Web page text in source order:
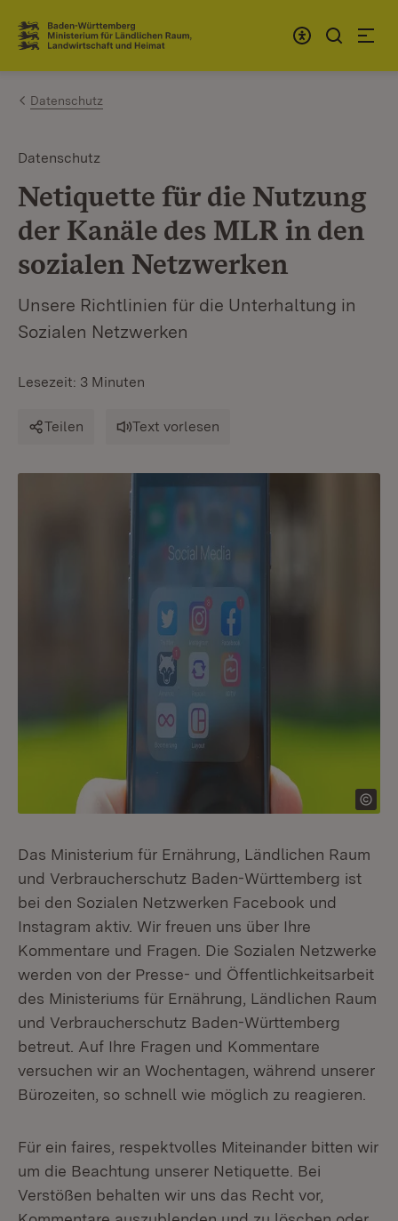
Zum Inhalt springen
Link zur Startseite
Datenschutz
Datenschutz
Netiquette für die Nutzung
der Kanäle des MLR in den
sozialen Netzwerken
Unsere Richtlinien für die Unterhaltung in
Sozialen Netzwerken
Lesezeit: 3 Minuten
Teilen Text vorlesen
Das Ministerium für Ernährung, Ländlichen Raum
und Verbraucherschutz Baden-Württemberg ist
bei den Sozialen Netzwerken Facebook und
Instagram aktiv. Wir freuen uns über Ihre
Kommentare und Fragen. Die Sozialen Netzwerke
werden von der Presse- und Öffentlichkeitsarbeit
des Ministeriums für Ernährung, Ländlichen Raum
und Verbraucherschutz Baden-Württemberg
betreut. Auf Ihre Fragen und Kommentare
versuchen wir an Wochentagen, während unserer
Bürozeiten, so schnell wie möglich zu reagieren.
Für ein faires, respektvolles Miteinander bitten wir
um die Beachtung unserer Netiquette. Bei
Verstößen behalten wir uns das Recht vor,